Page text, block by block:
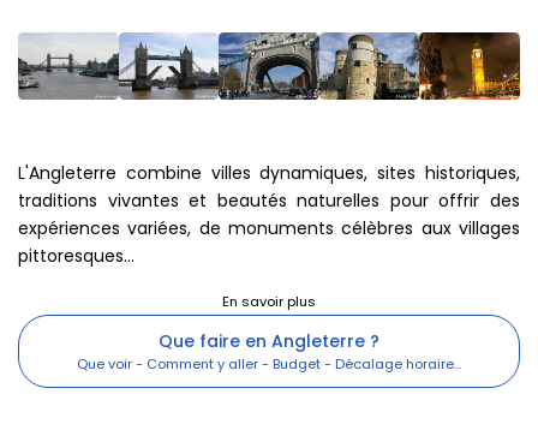
Informations complémentaires